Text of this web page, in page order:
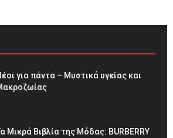
για πάντα – Μυστικά υγείας και
Μικρά Βιβλία της Μόδας: BURBERRY